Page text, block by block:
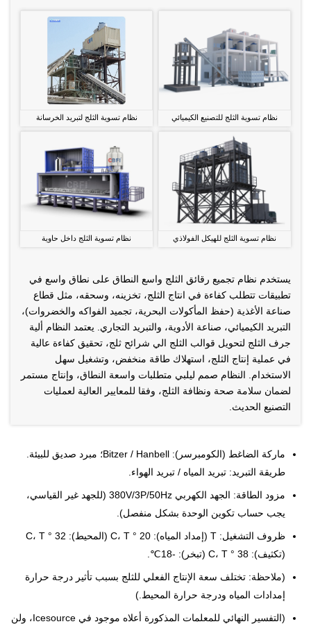
نظام تسوية الثلج للتصنيع الكيميائي نظام تسوية الثلج لتبريد الخرسانة
نظام تسوية الثلج للهيكل الفولاذي نظام تسوية الثلج داخل حاوية
يستخدم نظام تجميع رقائق الثلج واسع النطاق على نطاق واسع في
تطبيقات تتطلب كفاءة في انتاج الثلج، تخزينه، وسحقه، مثل قطاع
صناعة الأغذية (حفظ المأكولات البحرية، تجميد الفواكه والخضروات)،
التبريد الكيميائي، صناعة الأدوية، والتبريد التجاري. يعتمد النظام ألية
جرف الثلج لتحويل قوالب الثلج الي شرائح ثلج، تحقيق كفاءة عالية
في عملية إنتاج الثلج، استهلاك طاقة منخفض، وتشغيل سهل
الاستخدام. النظام صمم ليلبي متطلبات واسعة النطاق، وإنتاج مستمر
لضمان سلامة صحة ونظافة الثلج، وفقا للمعايير العالية لعمليات
التصنيع الحديث.
ماركة الضاغط (الكومبرسر): Bitzer / Hanbell؛ مبرد صديق للبيئة.
طريقة التبريد: تبريد المياه / تبريد الهواء.
مزود الطاقة: الجهد الكهربي 380V/3P/50Hz (للجهد غير القياسي،
يجب حساب تكوين الوحدة بشكل منفصل).
ظروف التشغيل: T (إمداد المياه): 20 ° C، T (المحيط): 32 ° C، T
(تكثيف): 38 ° C، T (تبخر): -18℃.
(ملاحظة: تختلف سعة الإنتاج الفعلي للثلج بسبب تأثير درجة حرارة
إمدادات المياه ودرجة حرارة المحيط.)
(التفسير النهائي للمعلمات المذكورة أعلاه موجود في Icesource، ولن